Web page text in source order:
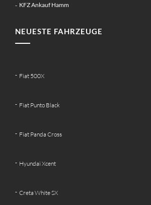
KFZ Ankauf Hamm
NEUESTE FAHRZEUGE
Fiat 500X
Fiat Punto Black
Fiat Panda Cross
Hyundai Xcent
Creta White SX